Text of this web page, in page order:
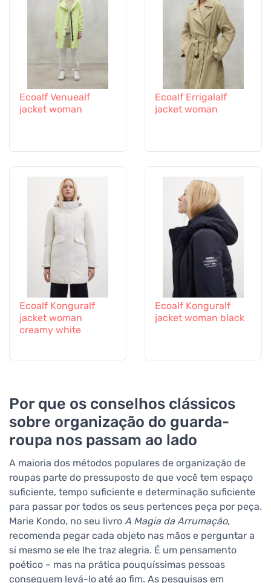
Ecoalf Venuealf
jacket woman
Ecoalf Errigalalf
jacket woman
Ecoalf Konguralf
jacket woman
creamy white
Ecoalf Konguralf
jacket woman black
Por que os conselhos clássicos
sobre organização do guarda-
roupa nos passam ao lado
A maioria dos métodos populares de organização de
roupas parte do pressuposto de que você tem espaço
suficiente, tempo suficiente e determinação suficiente
para passar por todos os seus pertences peça por peça.
Marie Kondo, no seu livro A Magia da Arrumação,
recomenda pegar cada objeto nas mãos e perguntar a
si mesmo se ele lhe traz alegria. É um pensamento
poético – mas na prática pouquíssimas pessoas
conseguem levá-lo até ao fim. As pesquisas em